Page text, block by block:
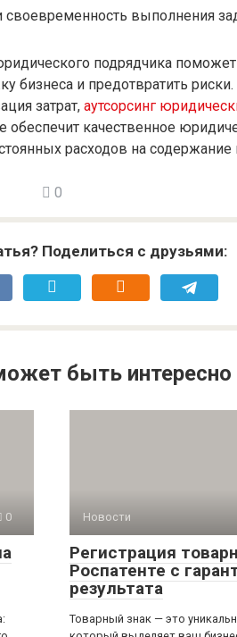
своевременность выполнения
подрядчика поможет
и предотвратить
затрат, аутсорсинг
качественное
расходов на содержание
0
Поделиться с друзьями:
быть интересно
0 Новости
Регистрация
Роспатенте с
результата
Товарный знак — это